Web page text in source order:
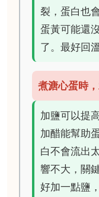
裂，蛋白也
蛋黃可能還
了。最好回
煮溏心蛋時
加鹽可以提
加醋能幫助
白不會流出
響不大，關
好加一點鹽